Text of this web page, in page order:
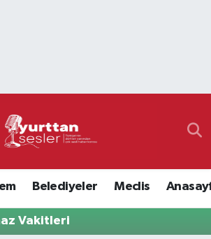
Belediyeler Meclis
Vakitleri
Durumu ve Fikstür